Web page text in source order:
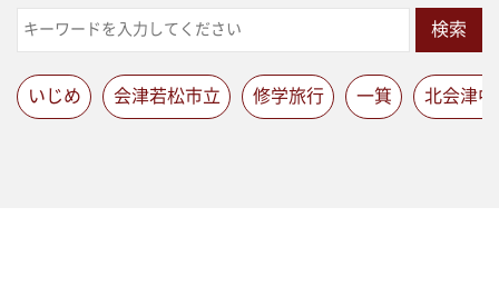
検索
いじめ 会津若松市立 修学旅行 一箕 北会津中